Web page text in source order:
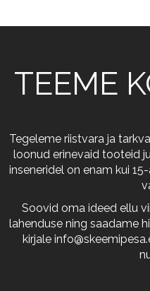
TEEME
Tegeleme riistvara ja
loonud erinevaid tooteid
inseneridel on enam kui
Soovid oma ideed ellu
lahenduse ning saadame
kirjale